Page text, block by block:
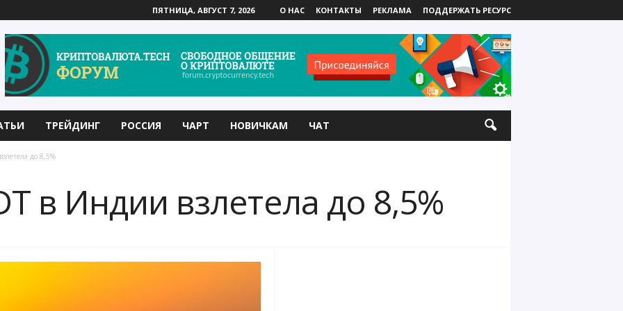
ПЯТНИЦА, АВГУСТ 7, 2026 О НАС КОНТАКТЫ РЕКЛАМА ПОДДЕРЖАТЬ РЕСУРС
ТРЕЙДИНГ РОССИЯ ЧАРТ НОВИЧКАМ ЧАТ
до 8,5%
в Индии взлетела до 8,5%